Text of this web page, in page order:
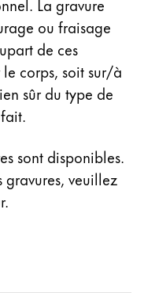
et les langues
ou fraisage
de ces
corps, soit sur/à
sûr du type de
sont disponibles.
gravures, veuillez